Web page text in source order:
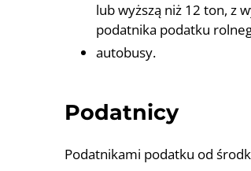
lub wyższą niż 12 ton, z
podatnika podatku
autobusy.
Podatnicy
Podatnikami podatku od